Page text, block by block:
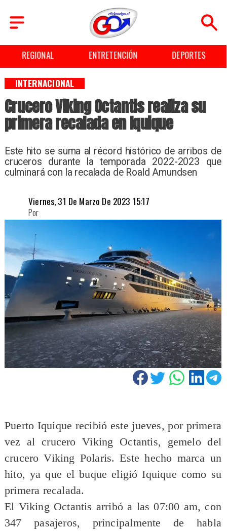
REGIONAL ENTRETENCIÓN DEPORTES
Crucero Viking Octantis realiza su
primera recalada en Iquique
Este hito se suma al récord histórico de arribos de
cruceros durante la temporada 2022-2023 que
culminará con la recalada de Roald Amundsen
INTERNACIONAL
Viernes, 31 De Marzo De 2023 15:17
Por
Puerto Iquique recibió este jueves, por primera
vez al crucero Viking Octantis, gemelo del
crucero Viking Polaris. Este hecho marca un
hito, ya que el buque eligió Iquique como su
primera recalada.
El Viking Octantis arribó a las 07:00 am, con
347 pasajeros, principalmente de habla